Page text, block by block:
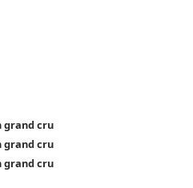
grand cru
grand cru
grand cru